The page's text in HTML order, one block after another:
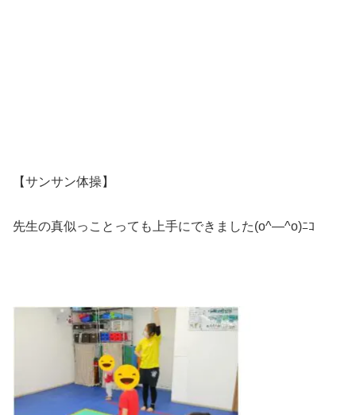
【サンサン体操】
先生の真似っことっても上手にできました(o^―^o)ﾆｺ